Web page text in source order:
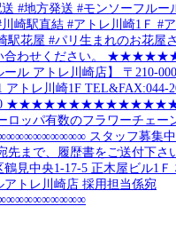
#地方発送 #モンソーフルー
崎駅直結 #アトレ川崎1Ｆ #
駅花屋 #パリ生まれのお花屋さ
い合わせください。
ール アトレ川崎店】 〒210-
アトレ川崎1F TEL&FAX:044-
★★★★★★★★★★★★★★★
ロッパ有数のフラワーチェー
スタッフ募集中
先まで、履歴書をご送付下さ
鶴見中央1-17-5 正木屋ビル1
アトレ川崎店 採用担当係宛